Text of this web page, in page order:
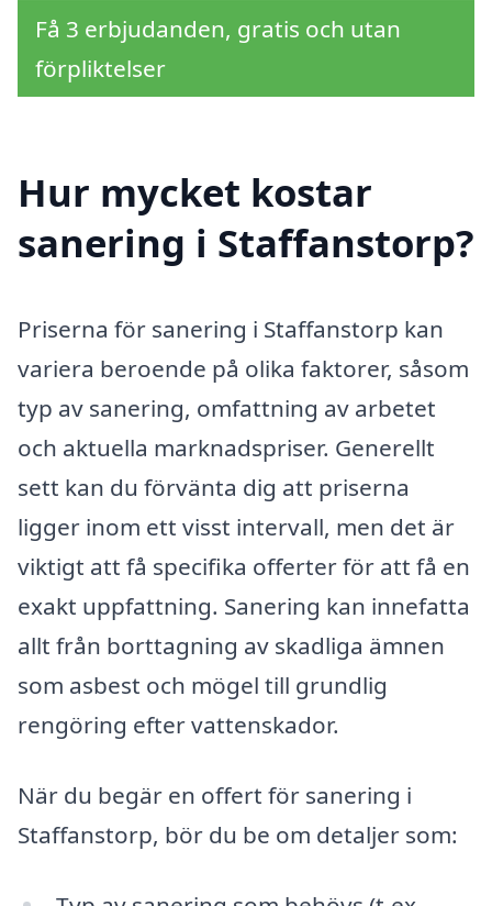
Få 3 erbjudanden, gratis och utan
förpliktelser
Hur mycket kostar
sanering i Staffanstorp?
Priserna för sanering i Staffanstorp kan
variera beroende på olika faktorer, såsom
typ av sanering, omfattning av arbetet
och aktuella marknadspriser. Generellt
sett kan du förvänta dig att priserna
ligger inom ett visst intervall, men det är
viktigt att få specifika offerter för att få en
exakt uppfattning. Sanering kan innefatta
allt från borttagning av skadliga ämnen
som asbest och mögel till grundlig
rengöring efter vattenskador.
När du begär en offert för sanering i
Staffanstorp, bör du be om detaljer som: